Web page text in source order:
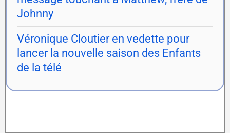
Johnny
Véronique Cloutier en vedette pour
lancer la nouvelle saison des Enfants
de la télé